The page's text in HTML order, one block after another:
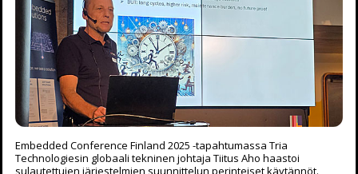
Embedded Conference Finland 2025 -tapahtumassa Tria
Technologiesin globaali tekninen johtaja Tiitus Aho haastoi
sulautettujen järjestelmien suunnittelun perinteiset käytännöt.